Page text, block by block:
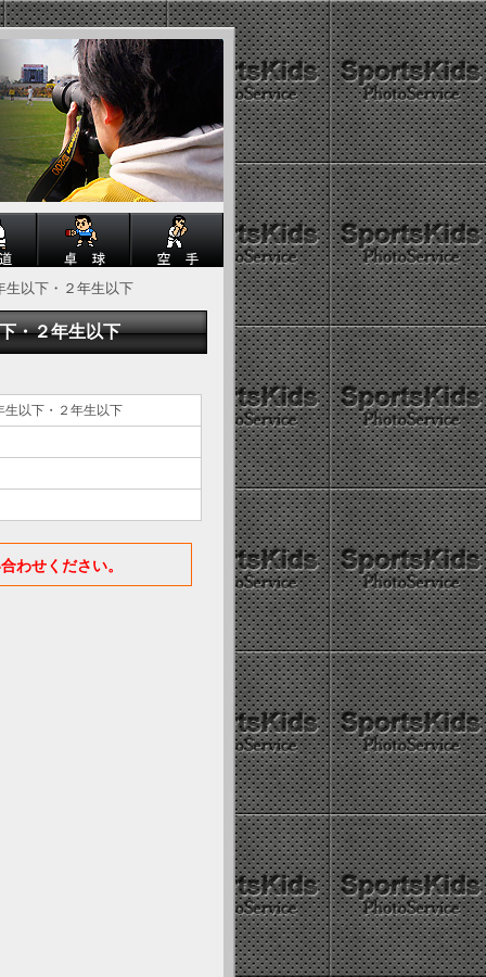
生以下・２年生以下
・２年生以下
生以下・２年生以下
わせください。